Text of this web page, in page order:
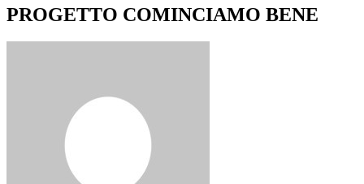
PROGETTO COMINCIAMO BENE